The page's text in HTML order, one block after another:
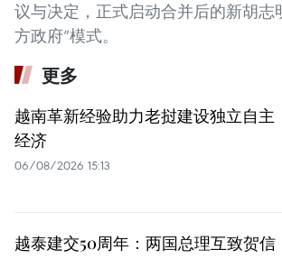
议与决定，正式启动合并后的新胡志
方政府”模式。
更多
越南革新经验助力老挝建设独立自主
经济
06/08/2026 15:13
越泰建交50周年：两国总理互致贺信